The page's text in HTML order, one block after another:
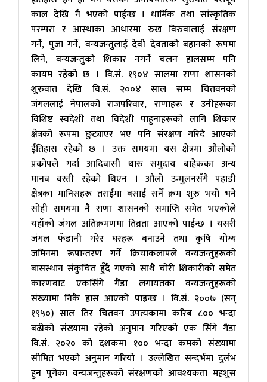
काल देखि नै भएको पाईन्छ । धार्मिक तथा सांस्कृतिक
परम्परा र आस्थाका आधारमा रुख विरुवालाई संरक्षण
गर्ने, पुजा गर्ने, वन्यजन्तुलाई देवी देवताको बहानको रूपमा
लिने, वन्यजन्तुको शिकार नगर्ने चलन हालसम्म पनि
कायम रहेको छ । वि.सं. १९०४ सालमा राणा शासनको
शुरुवात देखि वि.सं. २००४ साल सम्म चितवनको
जंगललाई नेपालको राजपरिवार, राणाहरू र उनीहरूका
विशिष्ट स्वदेशी तथा विदेशी पाहुनाहरूको लागि शिकार
क्षेत्रको रूपमा छुट्याएर भए पनि संरक्षण गरिदै आएको
ईतिहास रहेको छ । उक्त समयमा यस क्षेत्रमा औलोको
प्रकोपले गर्दा आदिवासी थारु समुदाय बाहेकका अन्य
मानव वस्ती रहेको थिएन । औलो उन्मुलनसँगै पहाडी
क्षेत्रका मानिसहरू तराईमा बसाई सर्ने क्रम शुरु भयो भने
सोही समयमा नै राणा शासनको समाप्ति समेत भएकोले
यहाँको जंगल अतिक्रमणमा तिव्रता आएको पाईन्छ । यसरी
जंगल फँडानी गरेर घरहरू बनाउने तथा कृषि योग्य
जमिनमा रूपान्तरण गर्ने क्रियाकलापले वन्यजन्तुहरूको
बासस्थान संकुचित हुँदै गएको साथै चोरी शिकारीको समेत
कारणबाट एकसिंगे गैंडा लगायतका वन्यजन्तुहरूको
संख्यामा निकै ह्रास आएको पाइन्छ । वि.सं. २००७ (सन्
१९५०) साल तिर चितवन उपत्यकामा करिब ८०० भन्दा
बढीको संख्यामा रहेको अनुमान गरिएको एक सिंगे गैंडा
वि.सं. २०२० को दशकमा १०० भन्दा कमको संख्यामा
सीमित भएको अनुमान गरियो । उल्लेखित सन्दर्भमा दुर्लभ
हुन पुगेका वन्यजन्तुहरूको संरक्षणको आवश्यकता महशुस